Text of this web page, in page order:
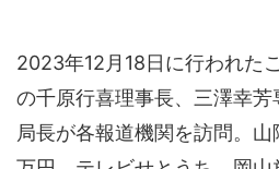
2023年12月18日に行われた
の千原行喜理事長、三澤幸
局長が各報道機関を訪問。